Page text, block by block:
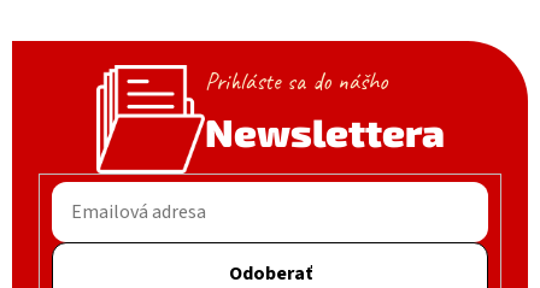
Prihláste sa do nášho
Newslettera
Odoberať